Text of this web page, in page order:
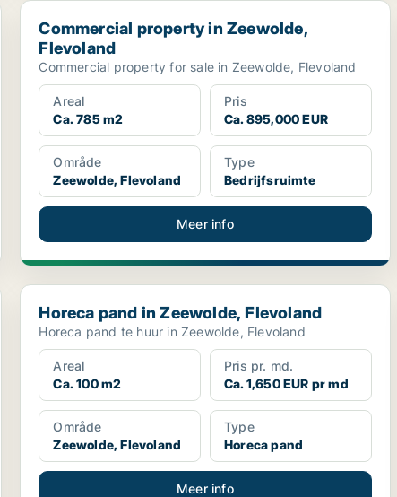
Commercial property in Zeewolde, Flevoland
Commercial property in Zeewolde,
Flevoland
Commercial property for sale in Zeewolde, Flevoland
Areal
Ca. 785 m2
Pris
Ca. 895,000 EUR
Område
Zeewolde, Flevoland
Type
Bedrijfsruimte
Meer info
Horeca pand in Zeewolde, Flevoland
Horeca pand in Zeewolde, Flevoland
Horeca pand te huur in Zeewolde, Flevoland
Areal
Ca. 100 m2
Pris pr. md.
Ca. 1,650 EUR pr md
Område
Zeewolde, Flevoland
Type
Horeca pand
Meer info